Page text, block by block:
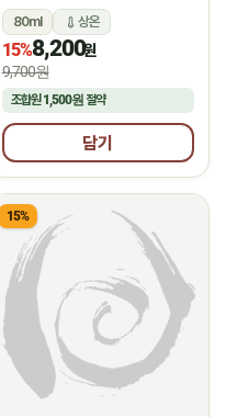
80ml 상온
15%8,200원
9,700원
조합원1,500원절약
담기
15%